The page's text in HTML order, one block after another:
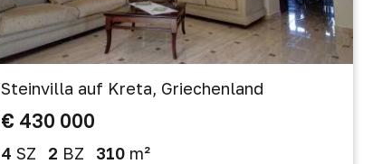
Steinvilla auf Kreta, Griechenland
€ 430 000
4 SZ 2 BZ 310 m²